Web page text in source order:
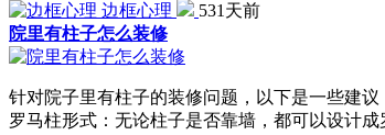
边框心理
531天前
院里有柱子怎么装修
针对院子里有柱子的装修问题，以下是一些建
罗马柱形式：无论柱子是否靠墙，都可以设计